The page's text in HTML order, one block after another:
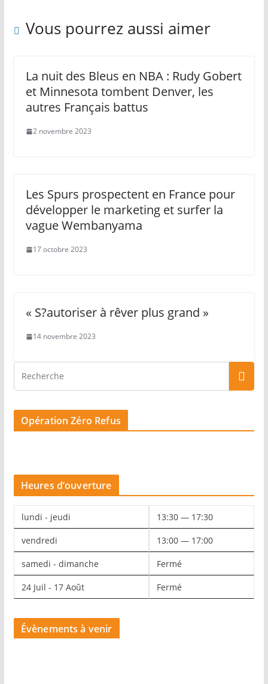
Vous pourrez aussi aimer
La nuit des Bleus en NBA : Rudy Gobert
et Minnesota tombent Denver, les
autres Français battus
2 novembre 2023
Les Spurs prospectent en France pour
développer le marketing et surfer la
vague Wembanyama
17 octobre 2023
« S?autoriser à rêver plus grand »
14 novembre 2023
Opération Zéro Refus
Heures d’ouverture
lundi - jeudi 13:30 — 17:30
vendredi 13:00 — 17:00
samedi - dimanche Fermé
24 Juil - 17 Août Fermé
Évènements à venir